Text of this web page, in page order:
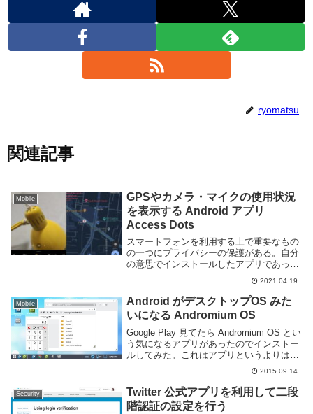
ryomatsu
関連記事
Mobile
GPSやカメラ・マイクの使用状況
を表示する Android アプリ
Access Dots
スマートフォンを利用する上で重要なもの
の一つにプライバシーの保護がある。自分
の意思でインストールしたアプリであって
も、意図しないタイミングで勝手に位置情
報やカメラ・マイクなどを起動して自由に
データを取得していいというわけではな
い。Andro...
2021.04.19
Mobile
Android がデスクトップOS みた
いになる Andromium OS
Google Play 見てたら Andromium OS とい
う気になるアプリがあったのでインストー
ルしてみた。これはアプリというよりは
Android にデスクトップ環境を構築する為
のもののようだ。起動するとマルチウイン
ドウシステムが立...
2015.09.14
Security
Twitter 公式アプリを利用して二段
階認証の設定を行う